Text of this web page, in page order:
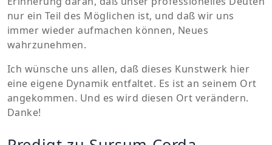
nur ein Teil des Möglichen ist, und daß wir uns
immer wieder aufmachen können, Neues
wahrzunehmen.
Ich wünsche uns allen, daß dieses Kunstwerk hier
eine eigene Dynamik entfaltet. Es ist an seinem Ort
angekommen. Und es wird diesen Ort verändern.
Danke!